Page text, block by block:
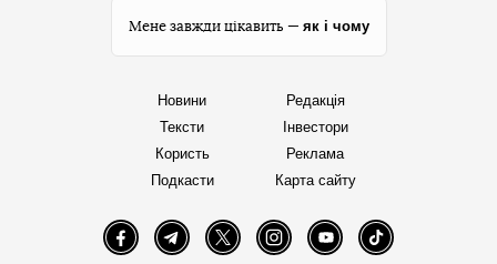
Мене завжди цікавить — як і чому
Новини
Тексти
Користь
Подкасти
Редакція
Інвестори
Реклама
Карта сайту
FacebookTelegramTwitter InstagramYouTube TikTok